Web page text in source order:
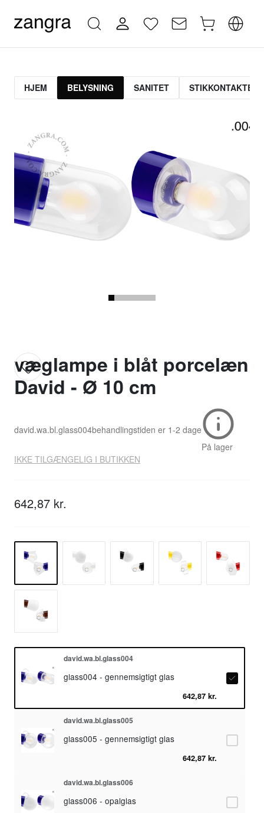
HJEM BELYSNING SANITET STIKKONTAKTER
væglampe i blåt porcelæn
David - Ø 10 cm
david.wa.bl.glass004behandlingstiden er 1-2 dage
På lager
IKKE TILGÆNGELIG I BUTIKKEN
642,87 kr.
david.wa.bl.glass004
glass004 - gennemsigtigt glas
642,87 kr.
david.wa.bl.glass005
glass005 - gennemsigtigt glas
642,87 kr.
david.wa.bl.glass006
glass006 - opalglas